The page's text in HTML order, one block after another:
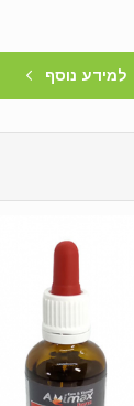
למידע נוסף